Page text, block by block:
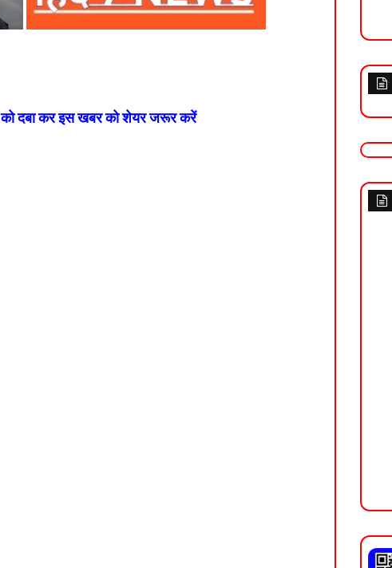
को दबा कर इस खबर को शेयर जरूर करें